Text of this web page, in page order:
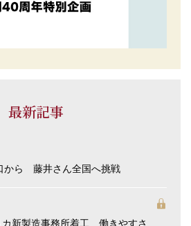
最新記事
から 藤井さん全国へ挑戦
カ新製造事務所着工 働きやすさ